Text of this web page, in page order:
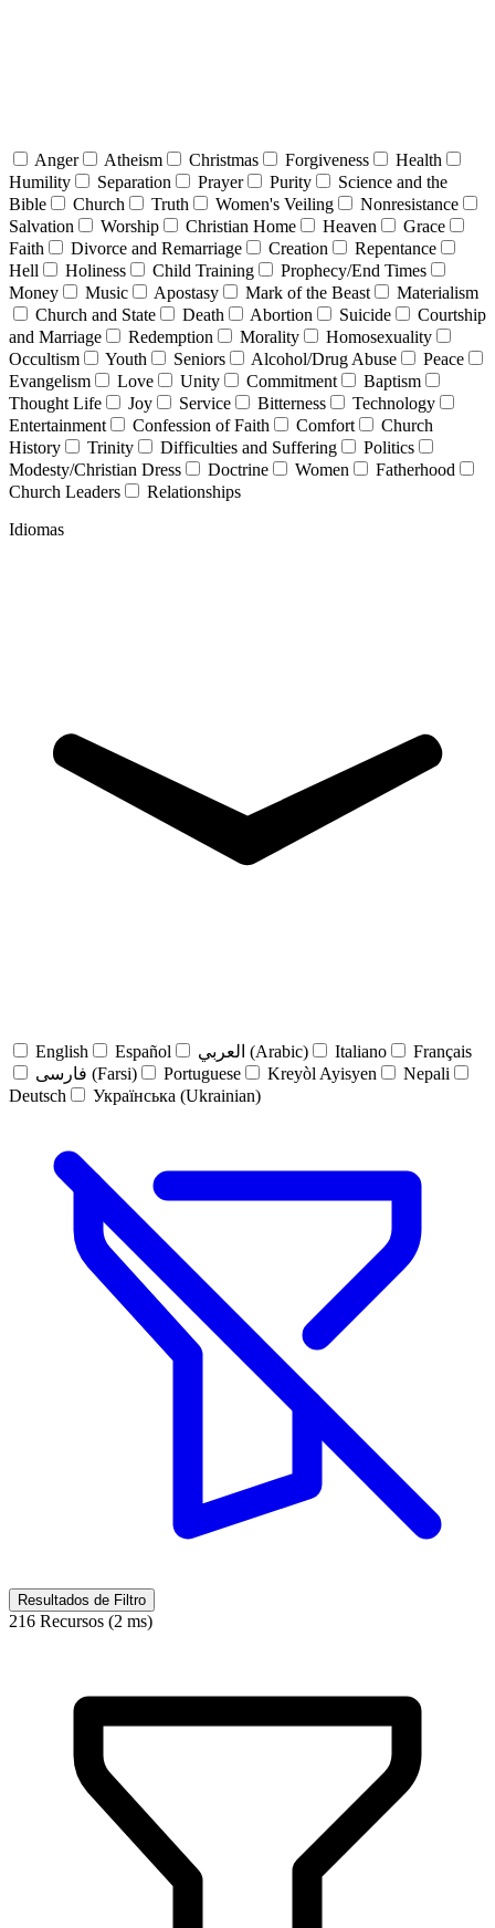
Anger Atheism Christmas Forgiveness
Health
Humility
Separation Prayer Purity
Science and the
Bible
Church Truth Women's Veiling
Nonresistance
Salvation
Worship Christian Home Heaven
Grace
Faith
Divorce and Remarriage Creation
Repentance
Hell
Holiness Child Training
Prophecy/End Times
Money
Music Apostasy Mark of the Beast
Materialism
Church and State
Death Abortion Suicide
Courtship
and Marriage
Redemption Morality
Homosexuality
Occultism
Youth Seniors Alcohol/Drug Abuse
Peace
Evangelism
Love Unity Commitment
Baptism
Thought Life
Joy Service Bitterness
Technology
Entertainment
Confession of Faith Comfort
Church
History
Trinity Difficulties and Suffering
Politics
Modesty/Christian Dress
Doctrine Women
Fatherhood
Church Leaders
Relationships
Idiomas
English Español العربي (Arabic) Italiano
Français
فارسی (Farsi)
Portuguese Kreyòl Ayisyen
Nepali
Deutsch
Українська (Ukrainian)
Resultados de Filtro
216 Recursos (2 ms)